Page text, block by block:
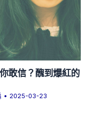
敢信？醜到爆紅的
• 2025-03-23